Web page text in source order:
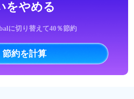
をやめる
に切り替えて40％節約
節約を計算